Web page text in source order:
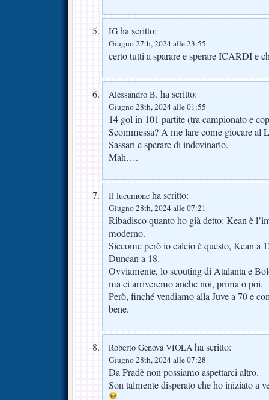
IG ha scritto:
Giugno 27th, 2024 alle 23:55
certo tutti a sparare e sperare ICARDI e
Alessandro B. ha scritto:
Giugno 28th, 2024 alle 01:55
14 gol in 101 partite (tra campionato e
Scommessa? A me lare come giocare al
Sassari e sperare di indovinarlo.
Mah….
Il lucumone ha scritto:
Giugno 28th, 2024 alle 07:21
Ribadisco quanto ho già detto: Kean è
moderno.
Siccome però io calcio è questo, Kean a
Duncan a 18.
Ovviamente, lo scouting di Atalanta e
ma ci arriveremo anche noi, prima o poi.
Però, finché vendiamo alla Juve a 70 e
bene.
Roberto Genova VIOLA ha scritto:
Giugno 28th, 2024 alle 07:28
Da Pradè non possiamo aspettarci altro.
Son talmente disperato che ho iniziato a